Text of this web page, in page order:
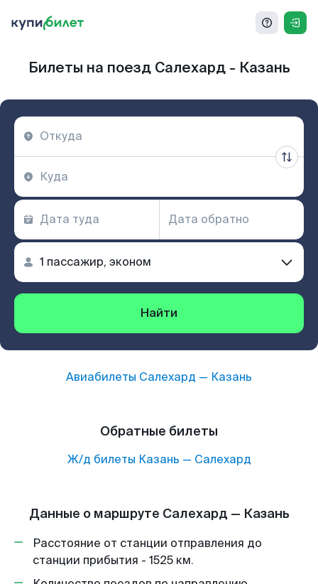
Билеты на поезд Салехард - Казань
Найти
Авиабилеты Салехард — Казань
Обратные билеты
Ж/д билеты Казань — Салехард
Данные о маршруте Салехард — Казань
Расстояние от станции отправления до
станции прибытия - 1525 км.